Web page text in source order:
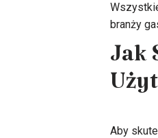
branży
Jak
Aby